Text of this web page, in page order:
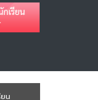
น